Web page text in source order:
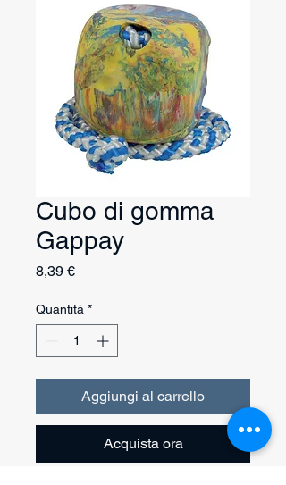
Cubo di gomma
Gappay
8,39 €Prezzo
Quantità *
Aggiungi al carrello
Acquista ora